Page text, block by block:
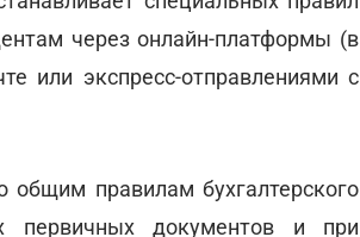
через онлайн-платформы (в
или экспресс-отправлениями с
правилам бухгалтерского
документов и при